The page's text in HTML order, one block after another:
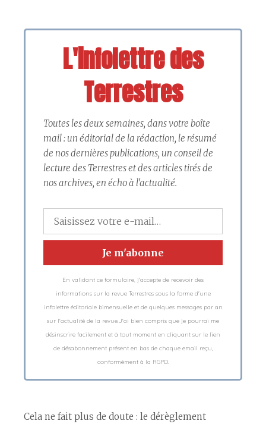
L'infolettre des
Terrestres
Toutes les deux semaines, dans votre boîte
mail : un éditorial de la rédaction, le résumé
de nos dernières publications, un conseil de
lecture des Terrestres et des articles tirés de
nos archives, en écho à l'actualité.
En validant ce formulaire, j'accepte de recevoir des
informations sur la revue Terrestres sous la forme d'une
infolettre éditoriale bimensuelle et de quelques messages par an
sur l'actualité de la revue.J'ai bien compris que je pourrai me
désinscrire facilement et à tout moment en cliquant sur le lien
de désabonnement présent en bas de chaque email reçu,
conformément à la RGPD.
Cela ne fait plus de doute : le dérèglement